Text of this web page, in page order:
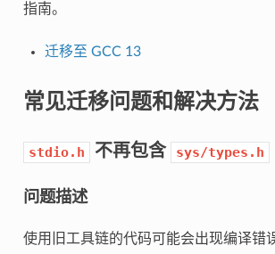
指南。
迁移至 GCC 13
常见迁移问题和解决方法
stdio.h 不再包含 sys/types.h
问题描述
使用旧工具链的代码可能会出现编译错